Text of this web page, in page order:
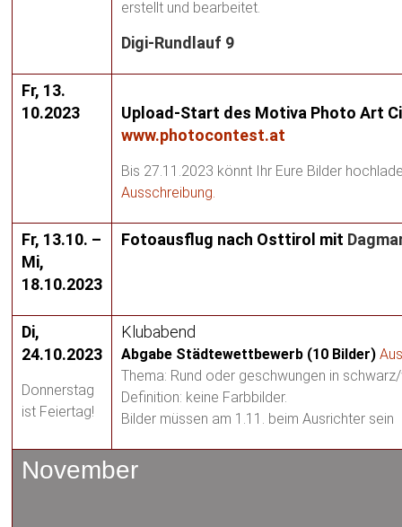
erstellt und bearbeitet.
Digi-Rundlauf 9
Fr, 13.
10.2023
Upload-Start des Motiva Photo Art
www.photocontest.at
Bis 27.11.2023 könnt Ihr Eure Bilder
Ausschreibung.
Fr, 13.10. –
Mi,
18.10.2023
Fotoausflug nach Osttirol mit
Di,
24.10.2023
Donnerstag
ist Feiertag!
Klubabend
Abgabe Städtewettbewerb (10 Bilder)
Thema: Rund oder geschwungen in
Definition: keine Farbbilder.
Bilder müssen am 1.11. beim Ausrichter sein
November